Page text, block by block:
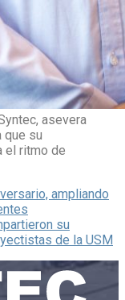
asevera
que su
el ritmo de
ampliando
su
de la USM